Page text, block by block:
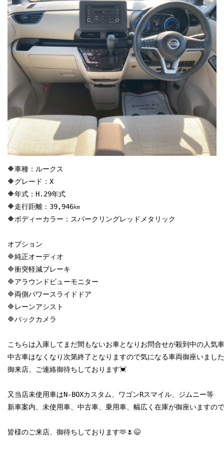
🔶車種：ルークス
🔶グレード：X
🔶年式：H.29年式
🔶走行距離：39,946㎞
🔶ボディーカラー：スパークリングレッドメタリック
オプション
🔷純正オーディオ
🔷衝突軽減ブレーキ
🔷アラウンドビューモニター
🔷両側パワースライドドア
🔷レーンアシスト
🔷バックカメラ
こちらは入庫してまだ間もないお車となりお問合せが殺到中の人気
中古車はなくなり次第終了となりますので気になる車両御座いまし
御来店、ご連絡御待ちしております💓
又当店未使用車はN-BOXカスタム、ワゴンRスマイル、ジムニー等
新車案内、未使用車、中古車、乗用車、幅広く在庫が御座いますの
皆様のご来店、御待ちしております🫶🌷😉